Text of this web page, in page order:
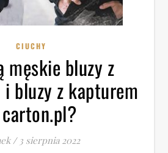
CIUCHY
męskie bluzy z
bluzy z kapturem
/ 3 sierpnia 2022